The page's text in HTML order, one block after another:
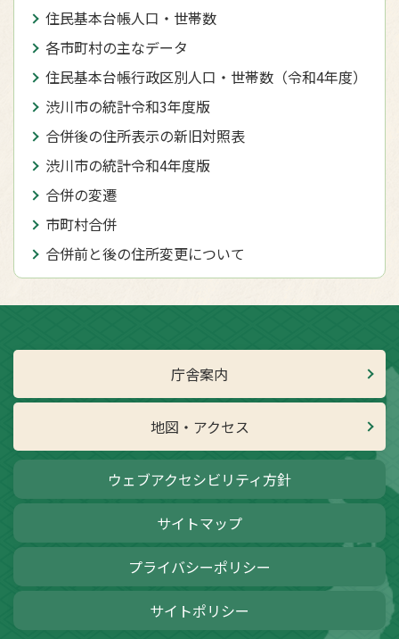
住民基本台帳人口・世帯数
各市町村の主なデータ
住民基本台帳行政区別人口・世帯数（令和4年度）
渋川市の統計令和3年度版
合併後の住所表示の新旧対照表
渋川市の統計令和4年度版
合併の変遷
市町村合併
合併前と後の住所変更について
庁舎案内
地図・アクセス
ウェブアクセシビリティ方針
サイトマップ
プライバシーポリシー
サイトポリシー